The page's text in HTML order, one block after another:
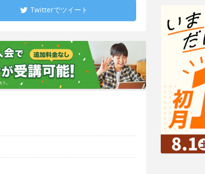
Twitterでツイート